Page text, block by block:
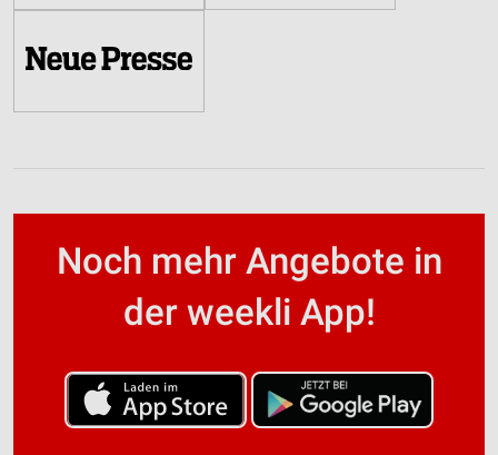
Noch mehr Angebote in
der weekli App!